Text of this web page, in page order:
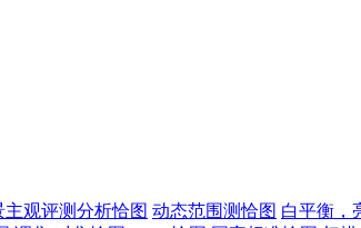
主观评测分析恰图 动态范围测恰图 白平衡，